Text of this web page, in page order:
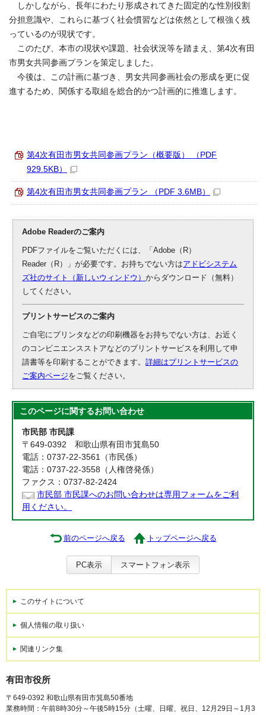
しかしながら、長年にわたり形成されてきた固定的な性別役割
分担意識や、これらに基づく社会慣習などは依然として根強く残
っているのが現状です。
このたび、本市の現状や課題、社会状況等を踏まえ、第4次有田
市男女共同参画プランを策定しました。
今後は、この計画に基づき、男女共同参画社会の形成を更に促
進するため、関係する取組を総合的かつ計画的に推進します。
第4次有田市男女共同参画プラン（概要版） （PDF
929.5KB）
第4次有田市男女共同参画プラン （PDF 3.6MB）
Adobe Readerのご案内
PDFファイルをご覧いただくには、「Adobe（R）
Reader（R）」が必要です。お持ちでない方はアドビシステム
ズ社のサイト（新しいウィンドウ）からダウンロード（無料）
してください。
プリントサービスのご案内
ご自宅にプリンタなどの印刷機器をお持ちでない方は、お近く
のコンビニエンスストアなどのプリントサービスを利用して申
請書等を印刷することができます。詳細はプリントサービスの
ご案内ページをご覧ください。
このページに関するお問い合わせ
市民部 市民課
〒649-0392 和歌山県有田市箕島50
電話：0737-22-3561（市民係）
電話：0737-22-3558（人権啓発係）
ファクス：0737-82-2424
市民部 市民課へのお問い合わせは専用フォームをご利
用ください。
前のページへ戻る トップページへ戻る
PC表示 スマートフォン表示
このサイトについて
個人情報の取り扱い
関連リンク集
有田市役所
〒649-0392 和歌山県有田市箕島50番地
業務時間：午前8時30分～午後5時15分（土曜、日曜、祝日、12月29日～1月3